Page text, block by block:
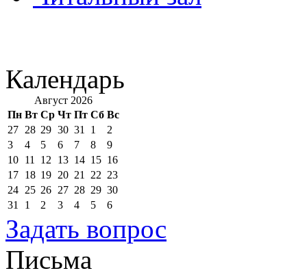
Календарь
Август 2026
Пн Вт Ср Чт Пт Сб Вс
27 28 29 30 31 1
2
3
4 5 6 7 8
9
10 11 12 13 14 15 16
17 18 19 20 21 22 23
24 25 26 27 28 29 30
31
1 2 3 4 5 6
Задать вопрос
Письма